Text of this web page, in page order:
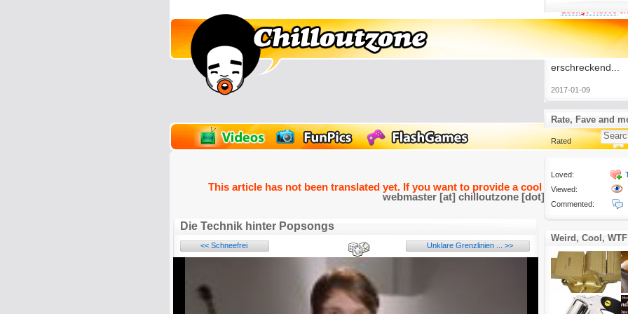
This article has not been translated yet. If you want to provide a cool and funny
webmaster [at] chilloutzone [dot] de
Die Technik hinter Popsongs
<< Schneefrei Unklare Grenzlinien ... >>
Von Autotune
gehört. Was die
aus
im Video
erschreckend...
2017-01-09
Rate, Fave and
Rated
Loved:
Viewed:
Commented:
Weird, Cool, WTF